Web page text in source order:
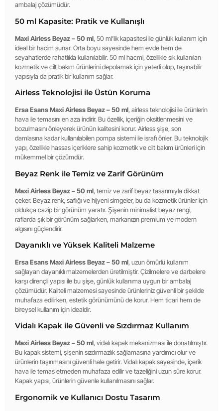
ambalaj çözümüdür.
50 ml Kapasite: Pratik ve Kullanışlı
Maxi Airless Beyaz – 50 ml, 50 ml’lik kapasitesi ile günlük kullanım için
ideal bir hacim sunar. Orta boyu sayesinde hem evde hem de
seyahatlerde rahatlıkla kullanılabilir. 50 ml hacmi, özellikle sık kullanılan
kozmetik ve cilt bakım ürünlerini depolamak için yeterli olup, taşınabilir
yapısıyla da pratik bir kullanım sağlar.
Airless Teknolojisi ile Üstün Koruma
Ersa Esans Maxi Airless Beyaz – 50 ml, airless teknolojisi ile ürünlerin
hava ile temasını en aza indirir. Bu özellik, içeriğin oksitlenmesini ve
bozulmasını önleyerek ürünün kalitesini korur. Airless şişe, son
damlasına kadar kullanılabilen pompa sistemi ile israfı önler. Bu teknolojik
yapı, özellikle hassas içeriklere sahip kozmetik ve cilt bakım ürünleri için
mükemmel bir çözümdür.
Beyaz Renk ile Temiz ve Zarif Görünüm
Maxi Airless Beyaz – 50 ml, temiz ve zarif beyaz tasarımıyla dikkat
çeker. Beyaz renk, saflığı ve hijyeni simgeler, bu da kozmetik ürünler için
oldukça cazip bir görünüm yaratır. Şişenin minimalist beyaz rengi,
raflarda şık bir görünüm sağlarken, markanızın premium ve modern
algısını güçlendirir.
Dayanıklı ve Yüksek Kaliteli Malzeme
Ersa Esans Maxi Airless Beyaz – 50 ml, uzun ömürlü kullanım
sağlayan dayanıklı malzemelerden üretilmiştir. Çizilmelere ve darbelere
karşı dirençli yapısı ile bu şişe, günlük kullanıma uygun bir ambalaj
çözümüdür. Kaliteli malzemesi sayesinde ürünleriniz güvenli bir şekilde
muhafaza edilirken, estetik görünümünü de korur. Hem ticari hem de
bireysel kullanım için idealdir.
Vidalı Kapak ile Güvenli ve Sızdırmaz Kullanım
Maxi Airless Beyaz – 50 ml, vidalı kapak mekanizması ile donatılmıştır.
Bu kapak sistemi, şişenin sızdırmazlık sağlamasına yardımcı olur ve
ürünlerin taşınmasını güvenli hale getirir. Vidalı kapak sayesinde, içerik
hava ile temas etmeden muhafaza edilir ve tazeliğini uzun süre korur.
Kapak yapısı, ürünlerin güvenle kullanılmasını sağlar.
Ergonomik ve Kullanıcı Dostu Tasarım